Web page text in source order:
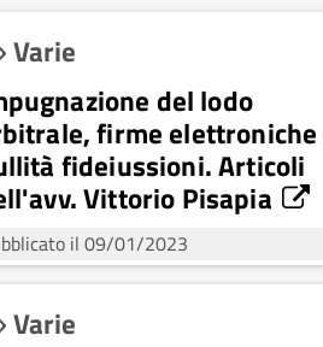
Varie
del lodo
firme elettroniche
fideiussioni. Articoli
Vittorio Pisapia
il 09/01/2023
Varie